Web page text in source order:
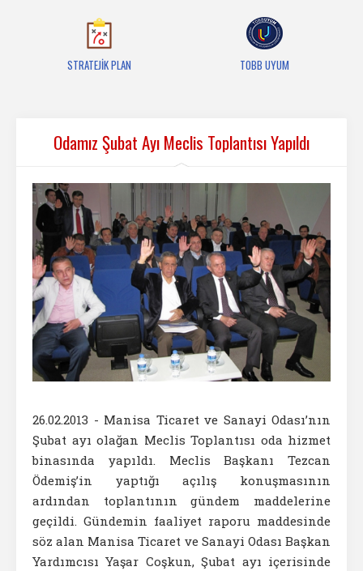
STRATEJİK PLAN TOBB UYUM
Odamız Şubat Ayı Meclis Toplantısı Yapıldı
26.02.2013 - Manisa Ticaret ve Sanayi Odası’nın
Şubat ayı olağan Meclis Toplantısı oda hizmet
binasında yapıldı. Meclis Başkanı Tezcan
Ödemiş’in yaptığı açılış konuşmasının
ardından toplantının gündem maddelerine
geçildi. Gündemin faaliyet raporu maddesinde
söz alan Manisa Ticaret ve Sanayi Odası Başkan
Yardımcısı Yaşar Coşkun, Şubat ayı içerisinde